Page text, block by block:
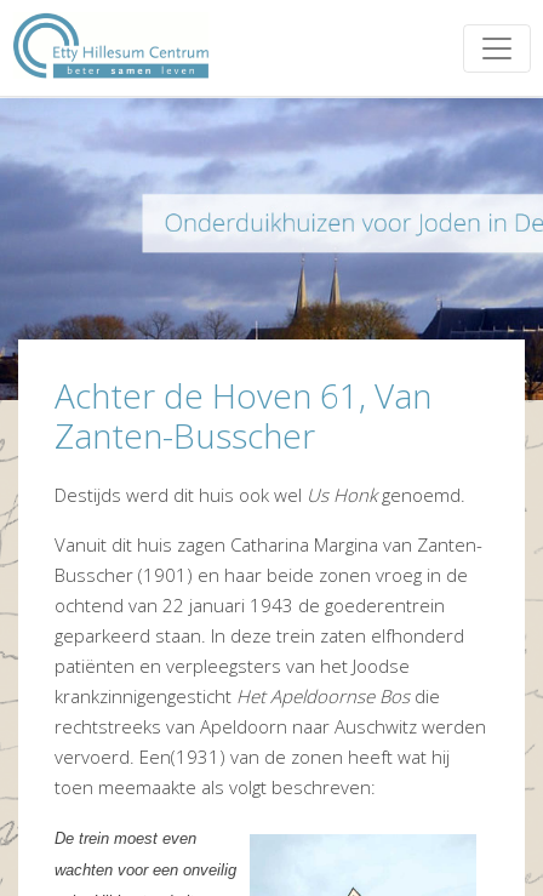
Achter de Hoven 61, Van
Zanten-Busscher
Destijds werd dit huis ook wel Us Honkgenoemd.
Vanuit dit huis zagen Catharina Margina van Zanten-
Busscher (1901) en haar beide zonen vroeg in de
ochtend van 22 januari 1943 de goederentrein
geparkeerd staan. In deze trein zaten elfhonderd
patiënten en verpleegsters van het Joodse
krankzinnigengesticht Het Apeldoornse Bosdie
rechtstreeks van Apeldoorn naar Auschwitz werden
vervoerd. Een(1931) van de zonen heeft wat hij
toen meemaakte als volgt beschreven:
De trein moest even
wachten voor een onveilig